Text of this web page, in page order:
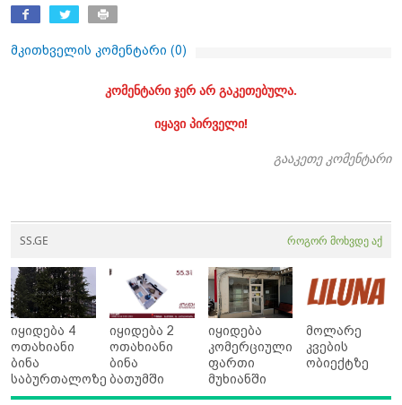
მკითხველის კომენტარი (0)
კომენტარი ჯერ არ გაკეთებულა.
იყავი პირველი!
გააკეთე კომენტარი
SS.GE როგორ მოხვდე აქ
იყიდება 4
ოთახიანი
ბინა
საბურთალოზე
იყიდება 2
ოთახიანი
ბინა
ბათუმში
იყიდება
კომერციული
ფართი
მუხიანში
მოლარე
კვების
ობიექტზე